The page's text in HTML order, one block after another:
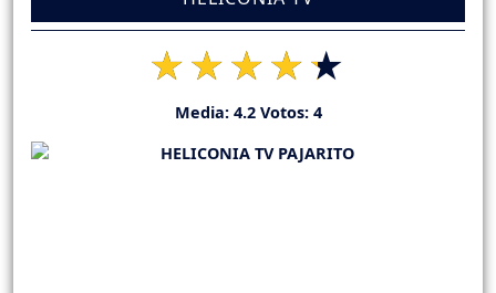
Media: 4.2Votos: 4